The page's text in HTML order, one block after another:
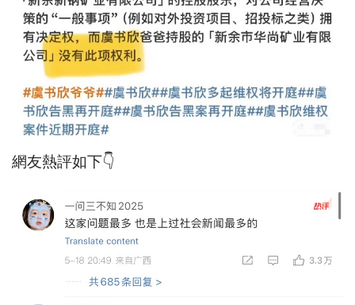
網友熱評如下👇